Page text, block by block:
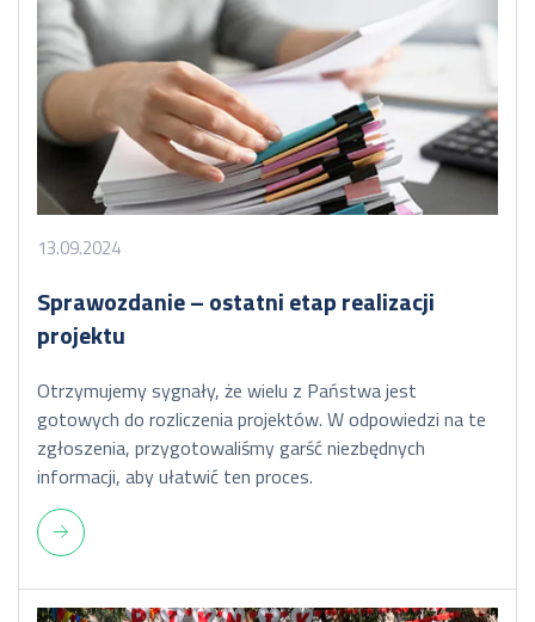
13.09.2024
Sprawozdanie – ostatni etap realizacji
projektu
Otrzymujemy sygnały, że wielu z Państwa jest
gotowych do rozliczenia projektów. W odpowiedzi na te
zgłoszenia, przygotowaliśmy garść niezbędnych
informacji, aby ułatwić ten proces.